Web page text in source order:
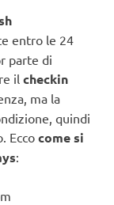
entro le 24
parte di
il checkin
ma la
quindi
Ecco come si
: